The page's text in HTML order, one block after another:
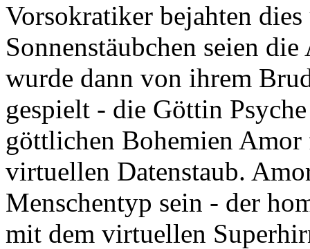
Vorsokratiker bejahten
Sonnenstäubchen seien
wurde dann von ihrem
gespielt - die Göttin
göttlichen Bohemien
virtuellen Datenstaub.
Menschentyp sein - der
mit dem virtuellen